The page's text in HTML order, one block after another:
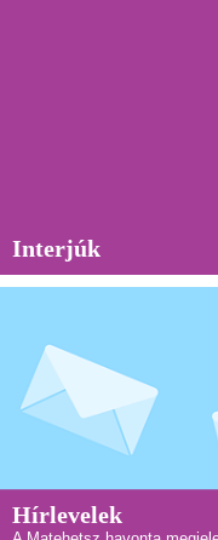
Interjúk
Hírlevelek